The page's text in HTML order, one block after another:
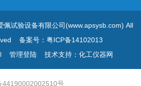
佩试验设备有限公司(www.apsysb.com) All
备案号：粤ICP备14102013
管理登陆技术支持： 化工仪器网
44190002002510号